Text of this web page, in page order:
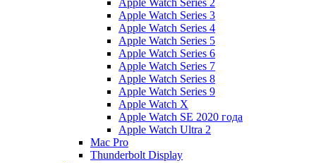
Apple Watch Series 2
Apple Watch Series 3
Apple Watch Series 4
Apple Watch Series 5
Apple Watch Series 6
Apple Watch Series 7
Apple Watch Series 8
Apple Watch Series 9
Apple Watch X
Apple Watch SE 2020 года
Apple Watch Ultra 2
Mac Pro
Thunderbolt Display